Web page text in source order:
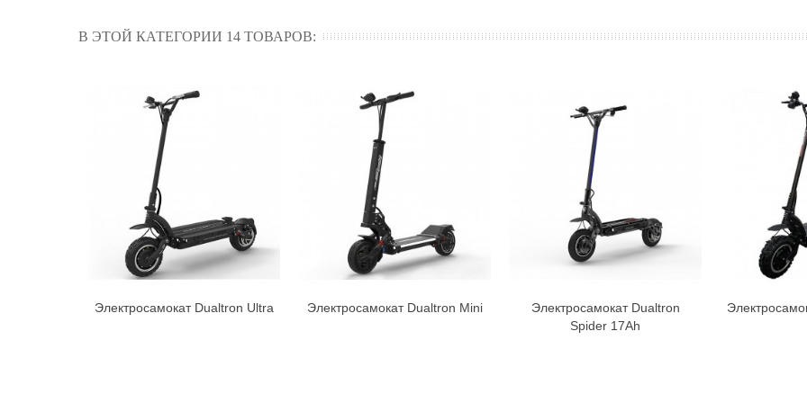
В ЭТОЙ КАТЕГОРИИ 14 ТОВАРОВ:
В корзину
Электросамокат Dualtron Ultra В корзину
Электросамокат Dualtron Mini В корзину
Электросамокат Dualtron
Spider 17Ah